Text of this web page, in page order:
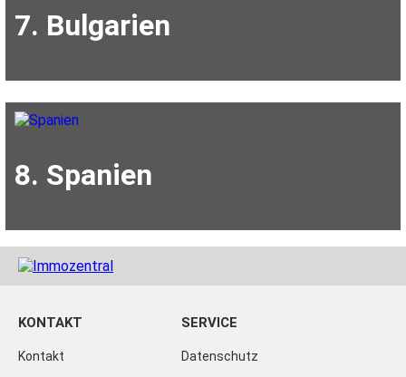
7. Bulgarien
8. Spanien
KONTAKT
Kontakt
SERVICE
Datenschutz